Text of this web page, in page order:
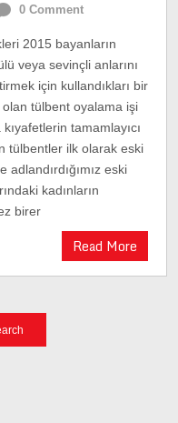
0 Comment
2015 bayanların
veya sevinçli anlarını
için kullandıkları bir
olan tülbent oyalama işi
tamamlayıcı
tülbentler ilk olarak eski
eski
kadınların
birer
Read More